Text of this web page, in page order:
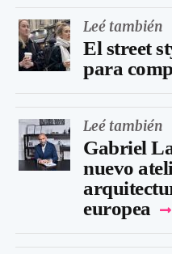
Leé también
El street
para
Leé también
Gabriel
nuevo
europea